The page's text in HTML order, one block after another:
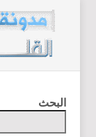
البحث